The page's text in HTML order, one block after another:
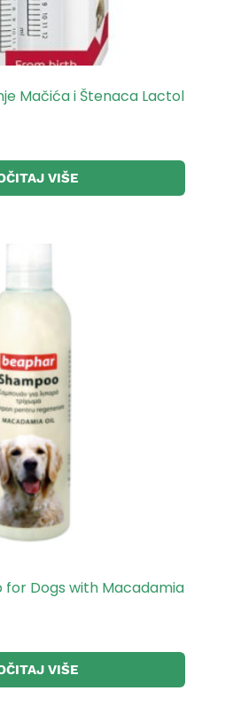
Mačića i Štenaca Lactol
VIŠE
for Dogs with Macadamia
VIŠE